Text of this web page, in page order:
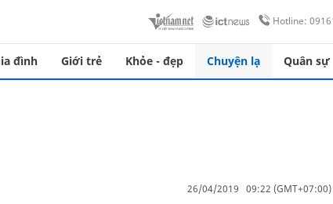
Hotline:
đình Giới trẻ Khỏe - đẹp Chuyện lạ Quân sự
26/04/2019 09:22 (GMT+07:00)